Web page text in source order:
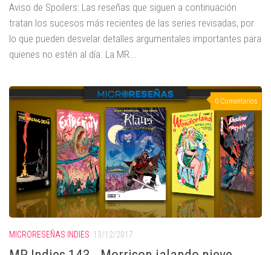
Aviso de Spoilers: Las reseñas que siguen a continuación
tratan los sucesos más recientes de las series revisadas, por
lo que pueden desvelar detalles argumentales importantes para
quienes no estén al día. La MR...
0 Comentarios
MICRORESEÑAS INDIES 13/12/2017